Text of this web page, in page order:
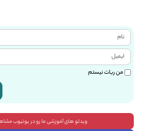
من ربات نیستم
ویدئو های آموزشی ما رو در یوتیوب